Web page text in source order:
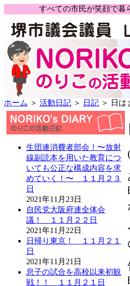
すべての市民が笑顔で
ホーム ＞ 活動日記 ＞ 日記 ＞ 日
生団連消費者部会！〜放射
線副読本を用いた教育につ
いても公正な構成内容を求
めていく！〜 １１月２３
日
2021年11月23日
自民党大阪府連全体会
議！ １１月２２日
2021年11月22日
日帰り東京！ １１月２１
日
2021年11月21日
息子の試合を高校以来初観
戦！！ １１月２１日